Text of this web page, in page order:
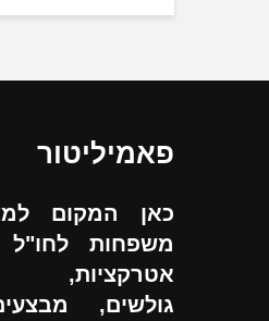
פאמיליטור
כאן המקום
משפחות לחו"ל
אטרקציות,
גולשים,